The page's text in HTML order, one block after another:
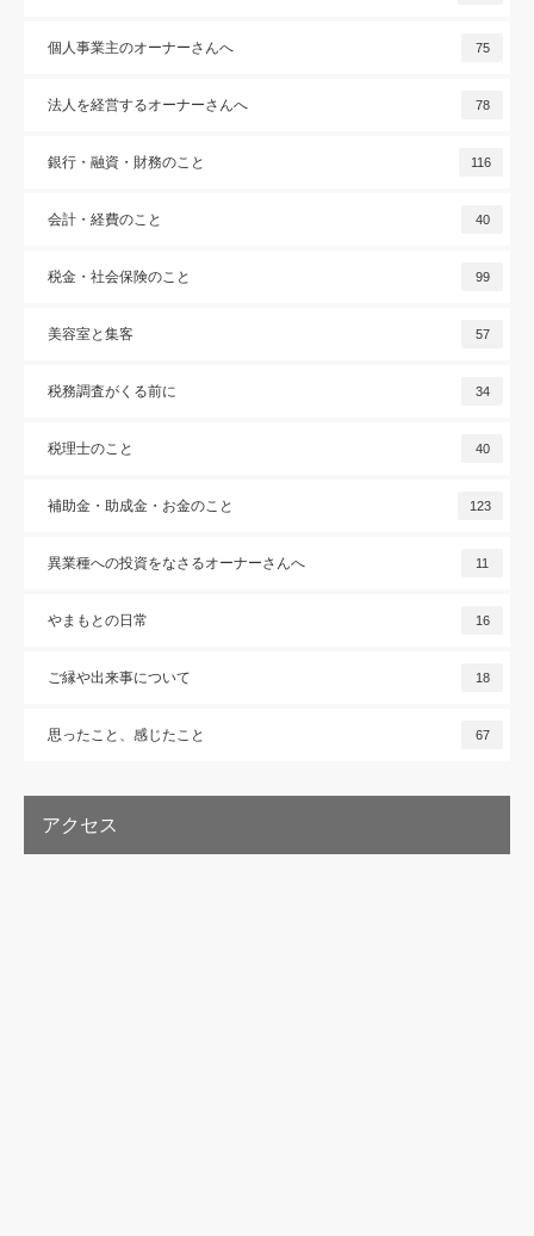
個人事業主のオーナーさんへ 75
法人を経営するオーナーさんへ 78
銀行・融資・財務のこと 116
会計・経費のこと 40
税金・社会保険のこと 99
美容室と集客 57
税務調査がくる前に 34
税理士のこと 40
補助金・助成金・お金のこと 123
異業種への投資をなさるオーナーさんへ 11
やまもとの日常 16
ご縁や出来事について 18
思ったこと、感じたこと 67
アクセス